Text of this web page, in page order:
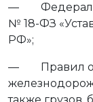
—
№ 18-ФЗ
РФ»;
— Правил